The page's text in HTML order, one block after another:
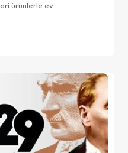
ürünlerle ev